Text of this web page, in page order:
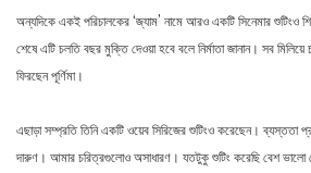
অন্যদিকে একই পরিচালকের ‘জ্যাম’ নামে আরও একটি সিনেমার শুটিংও
শেষে এটি চলতি বছর মুক্তি দেওয়া হবে বলে নির্মাতা জানান। সব মিলিয়ে
ফিরছেন পূর্ণিমা।
এছাড়া সম্প্রতি তিনি একটি ওয়েব সিরিজের শুটিংও করেছেন। ব্যস্ততা
দারুণ। আমার চরিত্রগুলোও অসাধারণ। যতটুকু শুটিং করেছি বেশ ভালো